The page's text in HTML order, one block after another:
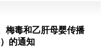
梅毒和乙肝母婴传播
的通知